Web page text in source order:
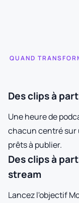
QUAND
Des clips à
Une heure de
chacun centré sur
prêts à publier.
Des clips à
stream
Lancez l'objectif